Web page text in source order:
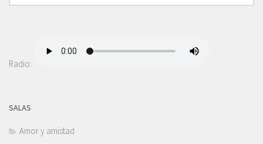
Radio:
SALAS
Amor y amistad